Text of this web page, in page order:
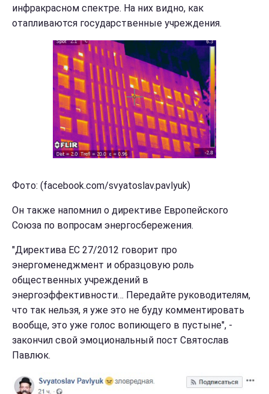
инфракрасном спектре. На них видно, как
отапливаются государственные учреждения.
Фото: (facebook.com/svyatoslav.pavlyuk)
Он также напомнил о директиве Европейского
Союза по вопросам энергосбережения.
"Директива ЕС 27/2012 говорит про
энергоменеджмент и образцовую роль
общественных учреждений в
энергоэффективности… Передайте руководителям,
что так нельзя, я уже это не буду комментировать
вообще, это уже голос вопиющего в пустыне", -
закончил свой эмоциональный пост Святослав
Павлюк.